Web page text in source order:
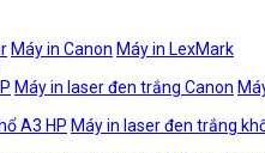
Máy in Canon Máy in LexMark
Máy in laser đen trắng Canon
A3 HP Máy in laser đen trắng